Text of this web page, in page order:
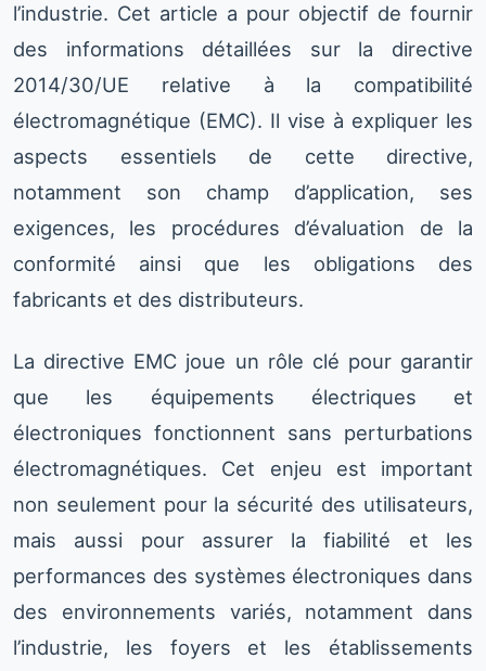
l’industrie. Cet article a pour objectif de fournir
des informations détaillées sur la directive
2014/30/UE relative à la compatibilité
électromagnétique (EMC). Il vise à expliquer les
aspects essentiels de cette directive,
notamment son champ d’application, ses
exigences, les procédures d’évaluation de la
conformité ainsi que les obligations des
fabricants et des distributeurs.
La directive EMC joue un rôle clé pour garantir
que les équipements électriques et
électroniques fonctionnent sans perturbations
électromagnétiques. Cet enjeu est important
non seulement pour la sécurité des utilisateurs,
mais aussi pour assurer la fiabilité et les
performances des systèmes électroniques dans
des environnements variés, notamment dans
l’industrie, les foyers et les établissements